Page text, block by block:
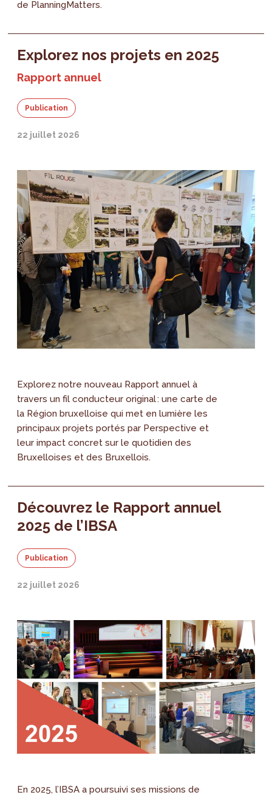
de PlanningMatters.
Explorez nos projets en 2025
Rapport annuel
Publication
22 juillet 2026
Explorez notre nouveau Rapport annuel à
travers un fil conducteur original : une carte de
la Région bruxelloise qui met en lumière les
principaux projets portés par Perspective et
leur impact concret sur le quotidien des
Bruxelloises et des Bruxellois.
Découvrez le Rapport annuel
2025 de l’IBSA
Publication
22 juillet 2026
En 2025, l’IBSA a poursuivi ses missions de